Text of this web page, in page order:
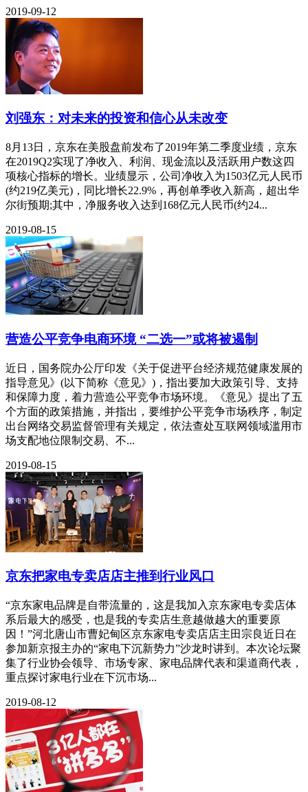
2019-09-12
刘强东：对未来的投资和信心从未改变
8月13日，京东在美股盘前发布了2019年第二季度业绩，京东
在2019Q2实现了净收入、利润、现金流以及活跃用户数这四
项核心指标的增长。业绩显示，公司净收入为1503亿元人民币
(约219亿美元)，同比增长22.9%，再创单季收入新高，超出华
尔街预期;其中，净服务收入达到168亿元人民币(约24...
2019-08-15
营造公平竞争电商环境 “二选一”或将被遏制
近日，国务院办公厅印发《关于促进平台经济规范健康发展的
指导意见》(以下简称《意见》)，指出要加大政策引导、支持
和保障力度，着力营造公平竞争市场环境。《意见》提出了五
个方面的政策措施，并指出，要维护公平竞争市场秩序，制定
出台网络交易监督管理有关规定，依法查处互联网领域滥用市
场支配地位限制交易、不...
2019-08-15
京东把家电专卖店店主推到行业风口
“京东家电品牌是自带流量的，这是我加入京东家电专卖店体
系后最大的感受，也是我的专卖店生意越做越大的重要原
因！”河北唐山市曹妃甸区京东家电专卖店店主田宗良近日在
参加新京报主办的“家电下沉新势力”沙龙时讲到。本次论坛聚
集了行业协会领导、市场专家、家电品牌代表和渠道商代表，
重点探讨家电行业在下沉市场...
2019-08-12